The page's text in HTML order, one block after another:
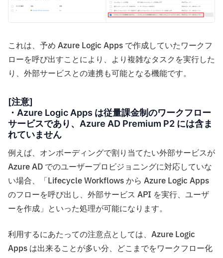
これは、予め Azure Logic Apps で作成していたワークフ
ローを呼び出すことにより、より複雑なタスクを実行した
り、外部サービスとの連携も可能となる機能です。
[注意]
・Azure Logic Apps は従量課金制のワークフロー
サービスであり、Azure AD Premium P2 には含ま
れていません
例えば、オンボーディングで割り当てたい外部サービスが
Azure AD でのユーザープロビジョニングに対応していな
い場合、「Lifecycle Workflows から Azure Logic Apps
のフローを呼び出し、外部サービス API を実行、ユーザ
ーを作成」といった処理が可能になります。
利用するにあたっての注意点としては、Azure Logic
Apps は出来ることが多い分、どこまでをワークフロー化